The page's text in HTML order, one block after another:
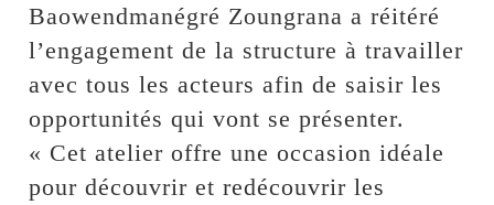
Baowendmanégré Zoungrana a réitéré
l’engagement de la structure à travailler
avec tous les acteurs afin de saisir les
opportunités qui vont se présenter.
« Cet atelier offre une occasion idéale
pour découvrir et redécouvrir les